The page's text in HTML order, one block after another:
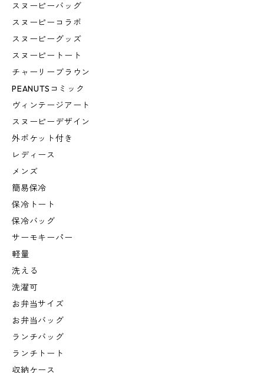
スヌーピーバッグ
スヌーピーコラボ
スヌーピーグッズ
スヌーピートート
チャーリーブラウン
PEANUTSコミック
ヴィンテージアート
スヌーピーデザイン
外ポケット付き
レディース
メンズ
簡易保冷
保冷トート
保冷バッグ
サーモキーパー
軽量
洗える
洗濯可
お弁当サイズ
お弁当バッグ
ランチバッグ
ランチトート
収納ケース